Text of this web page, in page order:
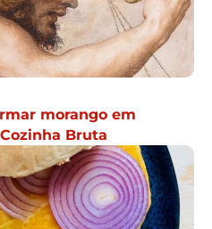
morango em
Bruta